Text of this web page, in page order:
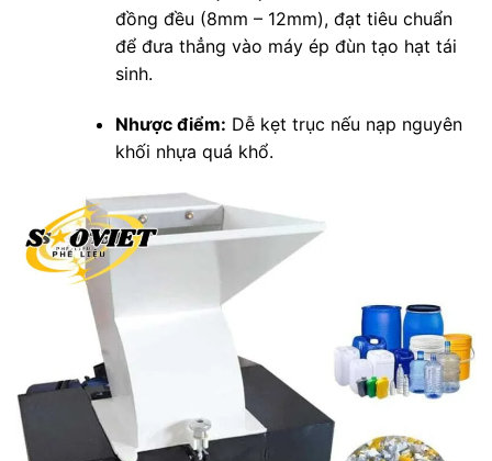
đồng đều (8mm – 12mm), đạt tiêu chuẩn
để đưa thẳng vào máy ép đùn tạo hạt tái
sinh.
Nhược điểm: Dễ kẹt trục nếu nạp nguyên
khối nhựa quá khổ.